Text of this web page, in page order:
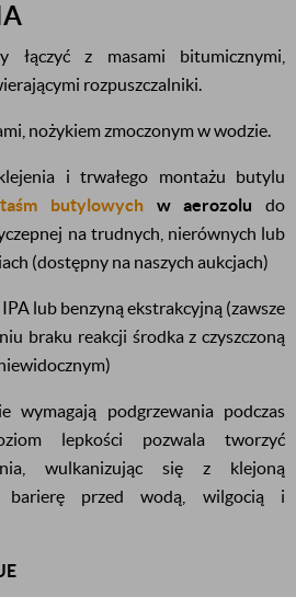
z masami bitumicznymi,
rozpuszczalniki.
nożykiem zmoczonym w wodzie.
i trwałego montażu butylu
butylowychw aerozolu do
na trudnych, nierównych lub
(dostępny na naszych aukcjach)
lub benzyną ekstrakcyjną (zawsze
braku reakcji środka z czyszczoną
wymagają podgrzewania podczas
lepkości pozwala tworzyć
wulkanizując się z klejoną
barierę przed wodą, wilgocią i